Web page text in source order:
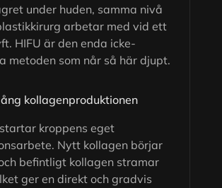
under huden, samma nivå
arbetar med vid ett
HIFU är den enda icke-
metoden som når så här djupt.
kollagenproduktionen
kroppens eget
Nytt kollagen börjar
befintligt kollagen stramar
ger en direkt och gradvis